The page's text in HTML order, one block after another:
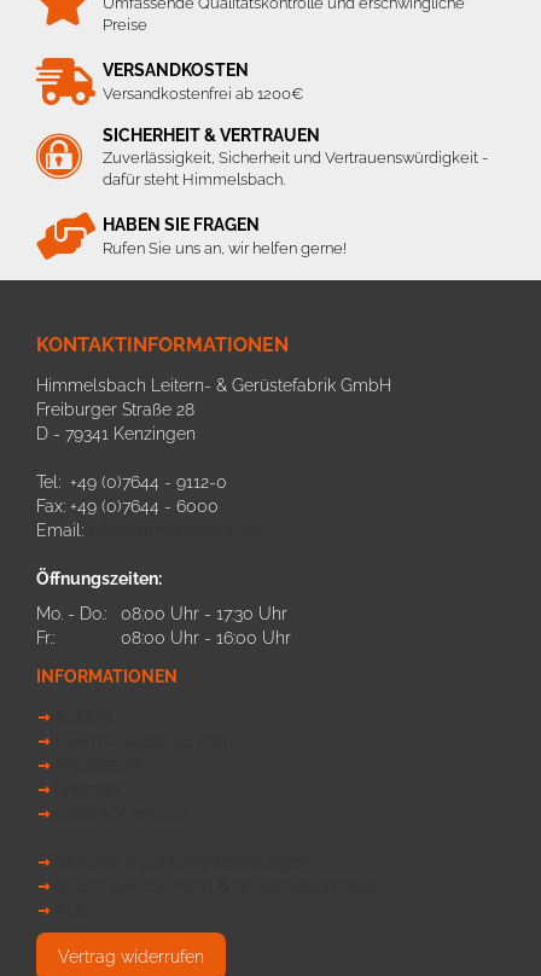
Preise
VERSANDKOSTEN
Versandkostenfrei ab 1200€
SICHERHEIT & VERTRAUEN
Zuverlässigkeit, Sicherheit und Vertrauenswürdigkeit -
dafür steht Himmelsbach.
HABEN SIE FRAGEN
Rufen Sie uns an, wir helfen gerne!
KONTAKTINFORMATIONEN
Himmelsbach Leitern- & Gerüstefabrik GmbH
Freiburger Straße 28
D - 79341 Kenzingen
Tel: +49 (0)7644 - 9112-0
Fax: +49 (0)7644 - 6000
Email:
Öffnungszeiten:
Mo. - Do.:
08:00 Uhr - 17:30 Uhr
Fr.:
08:00 Uhr - 16:00 Uhr
INFORMATIONEN
Vertrag widerrufen